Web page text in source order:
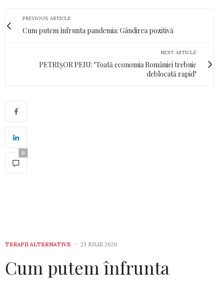
PREVIOUS ARTICLE
Cum putem înfrunta pandemia: Gândirea pozitivă
NEXT ARTICLE
PETRIȘOR PEIU: "Toată economia României trebuie
deblocată rapid"
0
TERAPII ALTERNATIVE 23 IULIE 2020
Cum putem înfrunta